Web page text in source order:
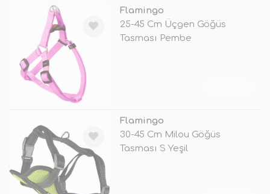
Flamingo
25-45 Cm Üçgen Göğüs
Tasması Pembe
Flamingo
30-45 Cm Milou Göğüs
Tasması S Yeşil